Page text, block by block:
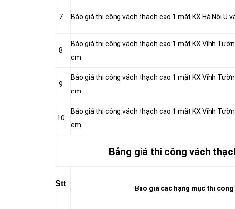
7 Báo giá thi công vách thạch cao 1 mặt KX Hà Nội U
8
Báo giá thi công vách thạch cao 1 mặt KX Vĩnh
cm
9
Báo giá thi công vách thạch cao 1 mặt KX Vĩnh
cm
10
Báo giá thi công vách thạch cao 1 mặt KX Vĩnh
cm
Bảng giá thi công vách
Stt
Báo giá các hạng mục thi